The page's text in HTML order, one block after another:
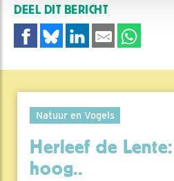
DEEL DIT BERICHT
Natuur en Vogels
Herleef de
hoog..